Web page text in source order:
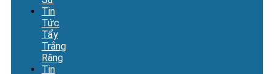
Tin
Tức
Tẩy
Trắng
Răng
Tin